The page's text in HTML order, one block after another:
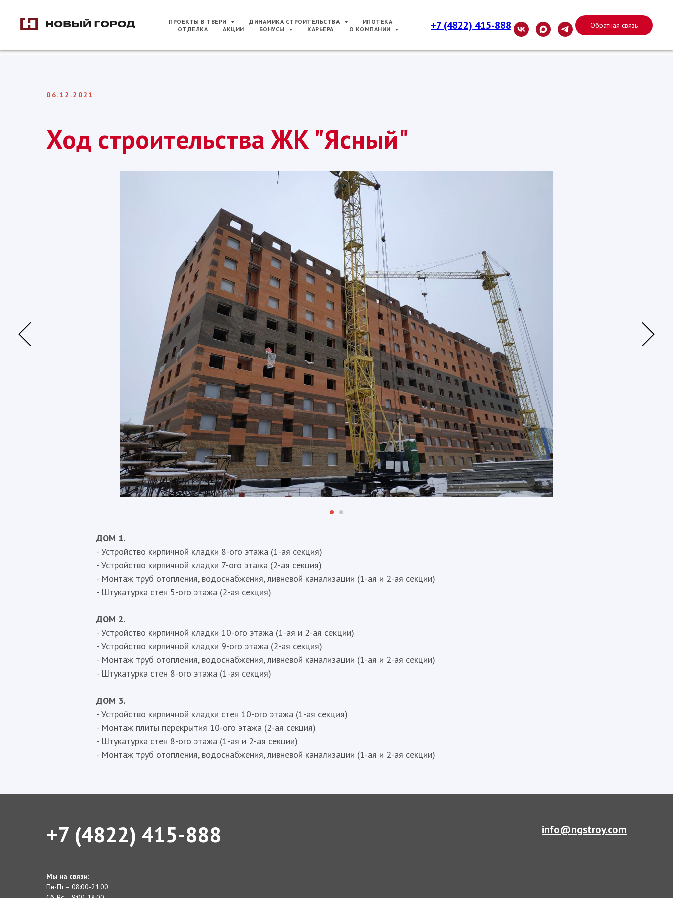
ПРОЕКТЫ В ТВЕРИ ДИНАМИКА СТРОИТЕЛЬСТВА
ИПОТЕКА
ОТДЕЛКА
АКЦИИ БОНУСЫ КАРЬЕРА О КОМПАНИИ +7 (4822) 415-888 Обратная связь
06.12.2021
Ход строительства ЖК "Ясный"
ДОМ 1.
- Устройство кирпичной кладки 8-ого этажа (1-ая секция)
- Устройство кирпичной кладки 7-ого этажа (2-ая секция)
- Монтаж труб отопления, водоснабжения, ливневой канализации (1-ая и 2-ая секции)
- Штукатурка стен 5-ого этажа (2-ая секция)
ДОМ 2.
- Устройство кирпичной кладки 10-ого этажа (1-ая и 2-ая секции)
- Устройство кирпичной кладки 9-ого этажа (2-ая секция)
- Монтаж труб отопления, водоснабжения, ливневой канализации (1-ая и 2-ая секции)
- Штукатурка стен 8-ого этажа (1-ая секция)
ДОМ 3.
- Устройство кирпичной кладки стен 10-ого этажа (1-ая секция)
- Монтаж плиты перекрытия 10-ого этажа (2-ая секция)
- Штукатурка стен 8-ого этажа (1-ая и 2-ая секции)
- Монтаж труб отопления, водоснабжения, ливневой канализации (1-ая и 2-ая секции)
+7 (4822) 415-888
Мы на связи:
Пн-Пт – 08:00-21:00
info@ngstroy.com